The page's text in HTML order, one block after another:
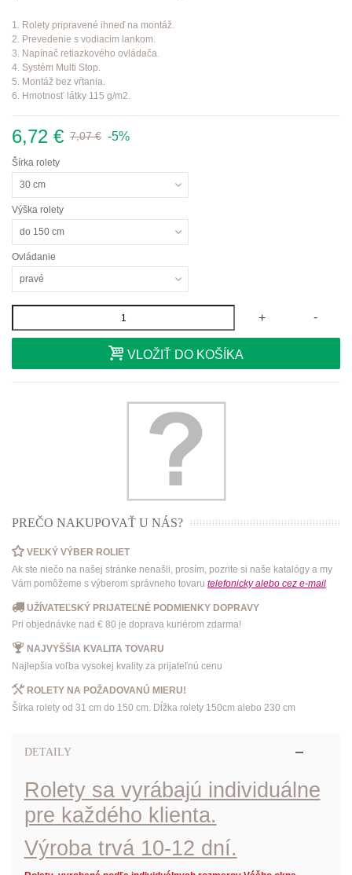
1. Rolety pripravené ihneď na montáž.
2. Prevedenie s vodiacim lankom.
3. Napínač retiazkového ovládača.
4. Systém Multi Stop.
5. Montáž bez vŕtania.
6. Hmotnosť látky 115 g/m2.
6,72 € 7,07 € -5%
Šírka rolety
30 cm
Výška rolety
do 150 cm
Ovládanie
pravé
-
+
VLOŽIŤ DO KOŠÍKA
PREČO NAKUPOVAŤ U NÁS?
VEĽKÝ VÝBER ROLIET
Ak ste niečo na našej stránke nenašli, prosím, pozrite si naše katalógy a my
Vám pomôžeme s výberom správneho tovaru telefonicky alebo cez e-mail
UŽÍVATEĽSKÝ PRIJATEĽNÉ PODMIENKY DOPRAVY
Pri objednávke nad € 80 je doprava kuriérom zdarma!
NAJVYŠŠIA KVALITA TOVARU
Najlepšia voľba vysokej kvality za prijateľnú cenu
ROLETY NA POŽADOVANÚ MIERU!
Šírka rolety od 31 cm do 150 cm. Dĺžka rolety 150cm alebo 230 cm
DETAILY
Rolety sa vyrábajú individuálne
pre každého klienta.
Výroba trvá 10-12 dní.